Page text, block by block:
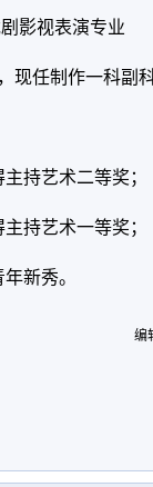
影视表演专业
现任制作一科副
持艺术二等奖；
持艺术一等奖；
新秀。
编